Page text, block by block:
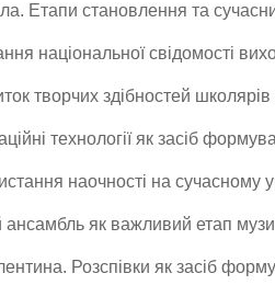
становлення та сучасний
національної свідомості
творчих здібностей
технології як засіб
наочності на сучасному
ансамбль як важливий етап
Розспівки як засіб